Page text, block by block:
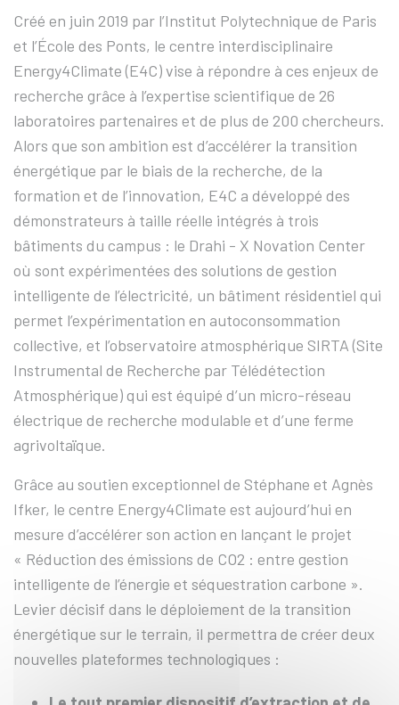
Créé en juin 2019 par l’Institut Polytechnique de Paris
et l’École des Ponts, le centre interdisciplinaire
Energy4Climate (E4C) vise à répondre à ces enjeux de
recherche grâce à l’expertise scientifique de 26
laboratoires partenaires et de plus de 200 chercheurs.
Alors que son ambition est d’accélérer la transition
énergétique par le biais de la recherche, de la
formation et de l’innovation, E4C a développé des
démonstrateurs à taille réelle intégrés à trois
bâtiments du campus : le Drahi - X Novation Center
où sont expérimentées des solutions de gestion
intelligente de l’électricité, un bâtiment résidentiel qui
permet l’expérimentation en autoconsommation
collective, et l’observatoire atmosphérique SIRTA (Site
Instrumental de Recherche par Télédétection
Atmosphérique) qui est équipé d’un micro-réseau
électrique de recherche modulable et d’une ferme
agrivoltaïque.
Grâce au soutien exceptionnel de Stéphane et Agnès
Ifker, le centre Energy4Climate est aujourd’hui en
mesure d’accélérer son action en lançant le projet
« Réduction des émissions de CO2 : entre gestion
intelligente de l’énergie et séquestration carbone ».
Levier décisif dans le déploiement de la transition
énergétique sur le terrain, il permettra de créer deux
nouvelles plateformes technologiques :